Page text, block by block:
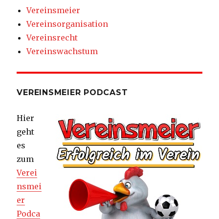
Vereinsmeier
Vereinsorganisation
Vereinsrecht
Vereinswachstum
VEREINSMEIER PODCAST
Hier
geht
es
zum
Verei
nsmei
er
Podca